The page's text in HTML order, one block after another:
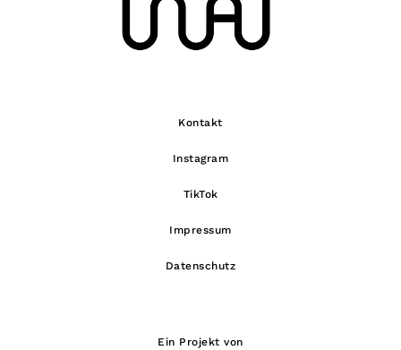
Kontakt
Instagram
TikTok
Impressum
Datenschutz
Ein Projekt von